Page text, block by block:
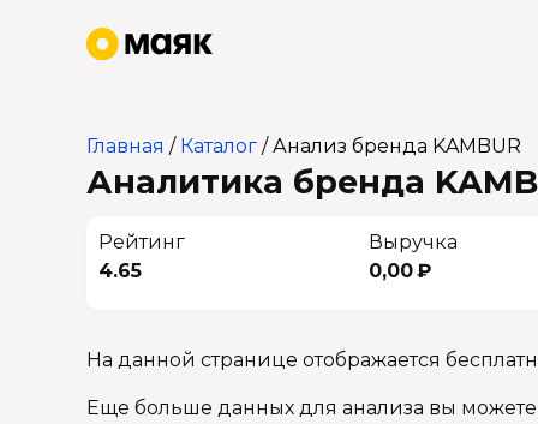
Главная / Каталог /Анализ бренда KAMBUR
Аналитика бренда
Рейтинг
4.65
Выручка
0,00 ₽
На данной странице отображается
Еще больше данных для анализа вы